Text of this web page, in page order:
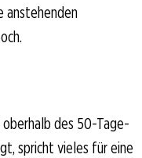
anstehenden
des 50-Tage-
spricht vieles für eine